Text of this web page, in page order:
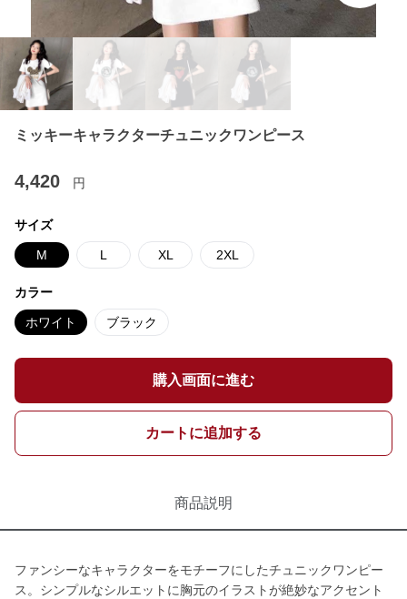
ミッキーキャラクターチュニックワンピース
4,420 円
サイズ
M L XL 2XL
カラー
ホワイト ブラック
購入画面に進む
カートに追加する
商品説明
ファンシーなキャラクターをモチーフにしたチュニックワンピー
ス。シンプルなシルエットに胸元のイラストが絶妙なアクセント